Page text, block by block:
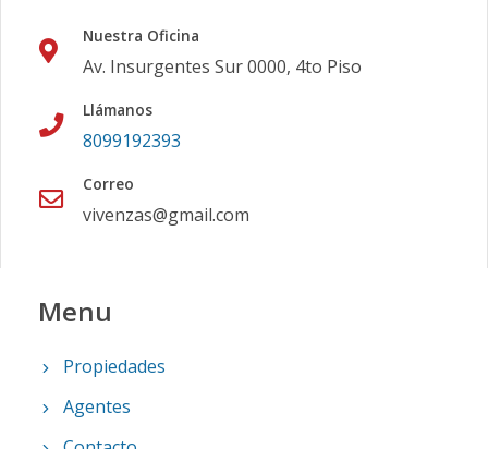
Nuestra Oficina
Av. Insurgentes Sur 0000, 4to Piso
Llámanos
8099192393
Correo
vivenzas@gmail.com
Menu
Propiedades
Agentes